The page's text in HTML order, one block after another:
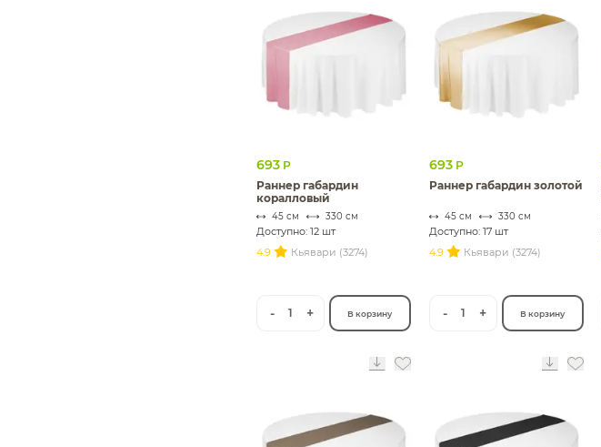
693 Р
Раннер габардин
коралловый
45 см 330 см
Доступно: 12 шт
4.9
Кьявари (3274)
- 1 + В корзину
693 Р
Раннер габардин золотой
45 см 330 см
Доступно: 17 шт
4.9
Кьявари (3274)
- 1 + В корзину